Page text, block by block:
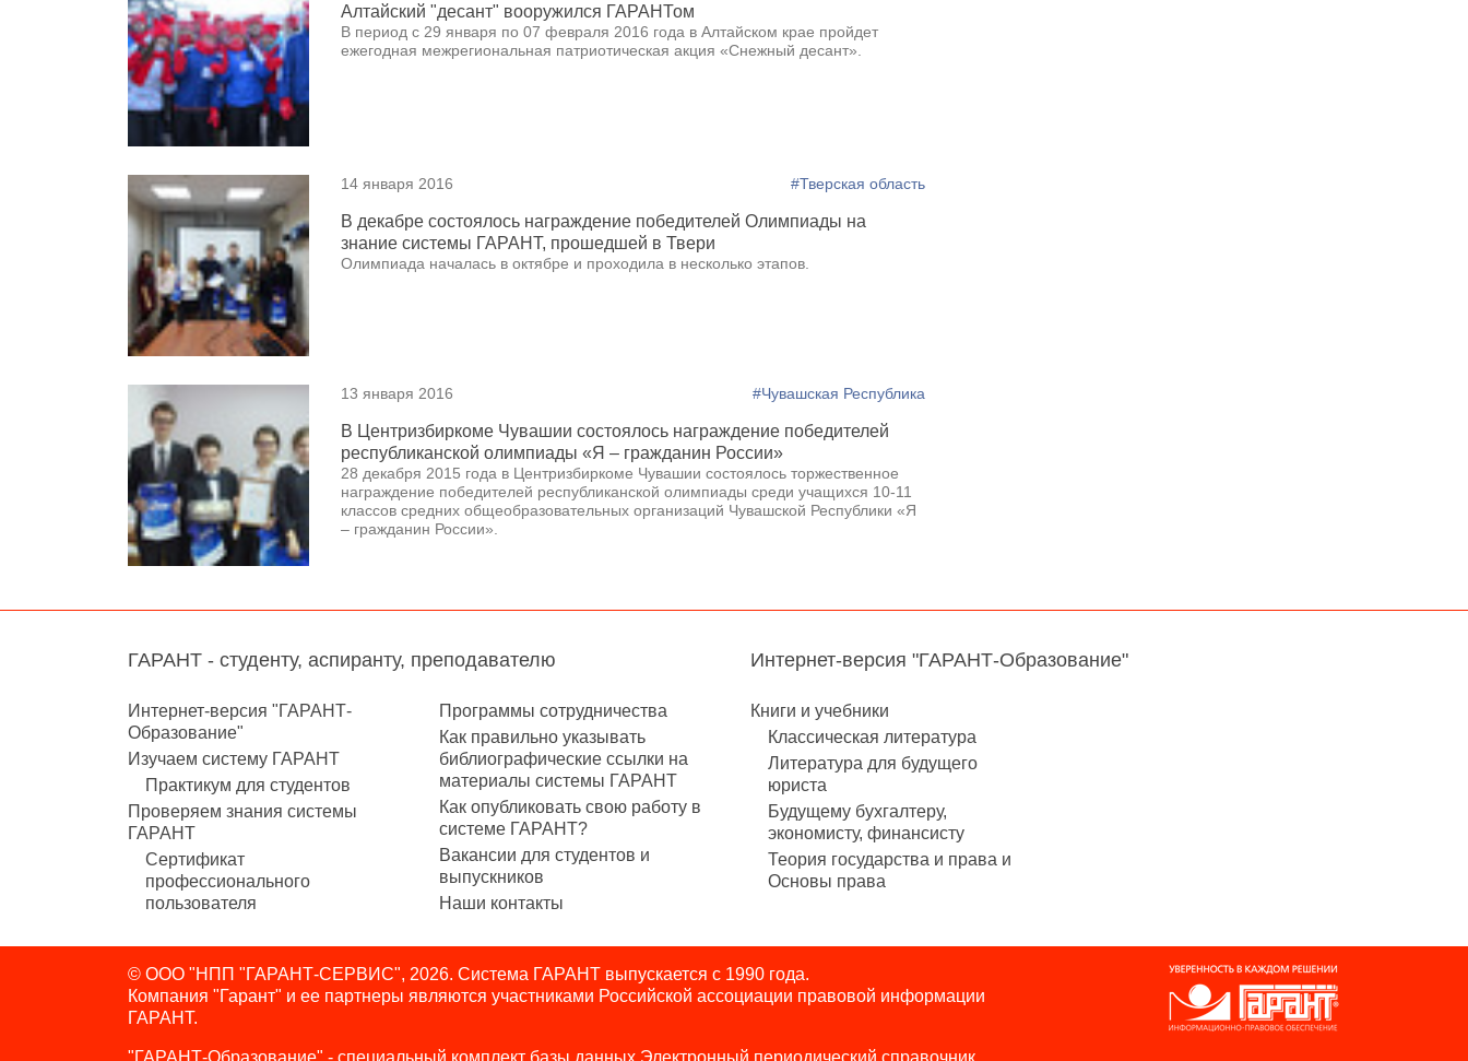
Алтайский "десант" вооружился ГАРАНТом
В период с 29 января по 07 февраля 2016 года в Алтайском крае пройдет
ежегодная межрегиональная патриотическая акция «Снежный десант».
14 января 2016 #Тверская область
В декабре состоялось награждение победителей Олимпиады на
знание системы ГАРАНТ, прошедшей в Твери
Олимпиада началась в октябре и проходила в несколько этапов.
13 января 2016 #Чувашская Республика
В Центризбиркоме Чувашии состоялось награждение победителей
республиканской олимпиады «Я – гражданин России»
28 декабря 2015 года в Центризбиркоме Чувашии состоялось торжественное
награждение победителей республиканской олимпиады среди учащихся 10-11
классов средних общеобразовательных организаций Чувашской Республики «Я
– гражданин России».
ГАРАНТ - студенту, аспиранту, преподавателю
Интернет-версия "ГАРАНТ-
Образование"
Изучаем систему ГАРАНТ
Практикум для студентов
Проверяем знания системы
ГАРАНТ
Сертификат
профессионального
пользователя
Программы сотрудничества
Как правильно указывать
библиографические ссылки на
материалы системы ГАРАНТ
Как опубликовать свою работу в
системе ГАРАНТ?
Вакансии для студентов и
выпускников
Наши контакты
Интернет-версия "ГАРАНТ-Образование"
Книги и учебники
Классическая литература
Литература для будущего
юриста
Будущему бухгалтеру,
экономисту, финансисту
Теория государства и права и
Основы права
© ООО "НПП "ГАРАНТ-СЕРВИС", 2026. Система ГАРАНТ выпускается с 1990 года.
Компания "Гарант" и ее партнеры являются участниками Российской ассоциации правовой информации
ГАРАНТ.
"ГАРАНТ-Образование" - специальный комплект базы данных Электронный периодический справочник